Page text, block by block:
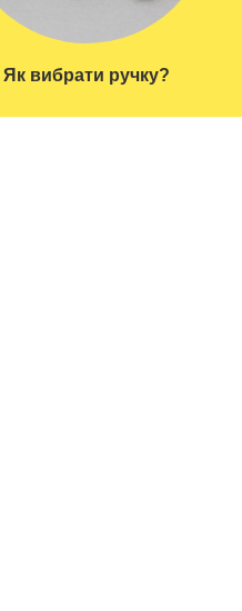
Як вибрати ручку?